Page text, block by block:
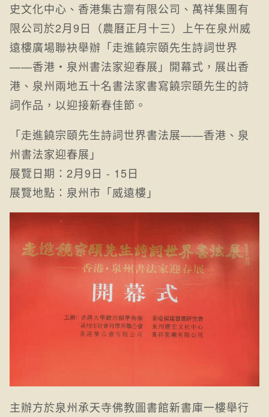
史文化中心、香港集古齋有限公司、萬祥集團有
限公司於2月9日（農曆正月十三）上午在泉州威
遠樓廣場聯袂舉辦「走進饒宗頤先生詩詞世界
——香港‧泉州書法家迎春展」開幕式，展出香
港、泉州兩地五十名書法家書寫饒宗頤先生的詩
詞作品，以迎接新春佳節。
「走進饒宗頤先生詩詞世界書法展——香港、泉
州書法家迎春展」
展覽日期：2月9日 - 15日
展覽地點：泉州市「威遠樓」
主辦方於泉州承天寺佛教圖書館新書庫一樓舉行